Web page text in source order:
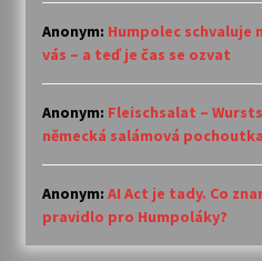
Anonym: Humpolec schvaluje
vás – a teď je čas se ozvat
Anonym: Fleischsalat –
německá salámová pochoutka
Anonym: AI Act je tady. Co
pravidlo pro Humpoláky?